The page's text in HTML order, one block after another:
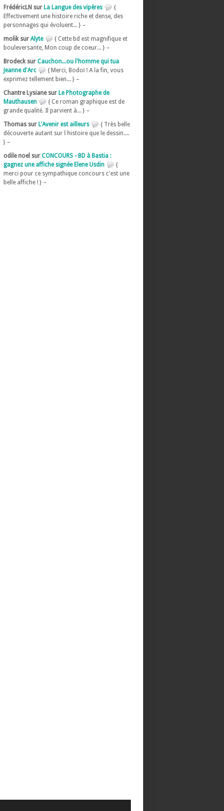
FrédéricLN sur La Langue des vipères
{
Effectivement une histoire riche et dense, des
personnages qui évoluent... } –
molik sur Alyte
{ Cette bd est magnifique et
bouleversante, Mon coup de coeur... } –
Brodeck sur Cauchon...ou l'homme qui tua
Jeanne d'Arc
{ Merci, Bodoï ! A la fin, vous
exprimez tellement bien... } –
Chantre Lysiane sur Le Photographe de
Mauthausen
{ Ce roman graphique est de
grande qualité. Il parvient à... } –
Thomas sur L'Avenir est ailleurs
{ Très belle
découverte autant sur l histoire que le dessin....
} –
odile noel sur CONCOURS - BD à Bastia :
gagnez une affiche signée Elene Usdin
{
merci pour ce sympathique concours c'est une
belle affiche ! } –